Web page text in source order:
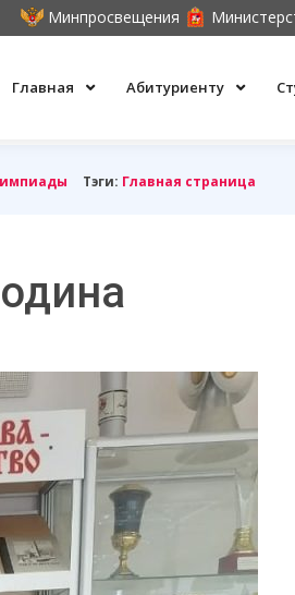
Минпросвещения
Главная Абитуриенту
Тэги: Главная страница